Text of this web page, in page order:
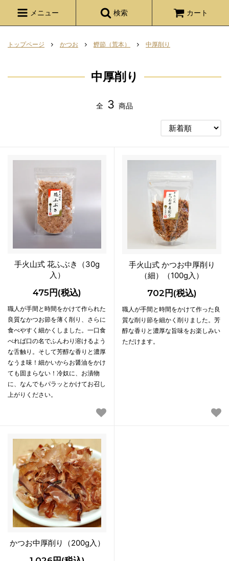
メニュー 検索 カート
トップページ かつお 鰹節（荒本） 中厚削り
中厚削り
全 3 商品
手火山式 花ふぶき（30g
入）
475円(税込)
職人が手間と時間をかけて作られた
良質なかつお節を薄く削り、さらに
食べやすく細かくしました。一口食
べれば口の名でふんわり溶けるよう
な舌触り。そして芳醇な香りと濃厚
なうま味！細かいからお醤油をかけ
ても固まらない！冷奴に、お漬物
に、なんでもパラッとかけてお召し
上がりください。
手火山式 かつお中厚削り
（細）（100g入）
702円(税込)
職人が手間と時間をかけて作った良
質な削り節を細かく削りました。芳
醇な香りと濃厚な旨味をお楽しみい
ただけます。
かつお中厚削り（200g入）